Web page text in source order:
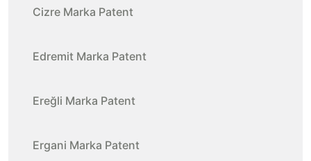
Cizre Marka Patent
Edremit Marka Patent
Ereğli Marka Patent
Ergani Marka Patent